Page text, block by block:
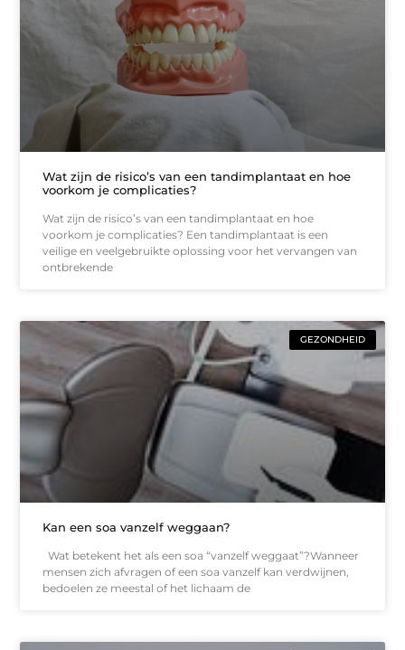
Wat zijn de risico’s van een tandimplantaat en hoe
voorkom je complicaties?
Wat zijn de risico’s van een tandimplantaat en hoe
voorkom je complicaties? Een tandimplantaat is een
veilige en veelgebruikte oplossing voor het vervangen van
ontbrekende
GEZONDHEID
Kan een soa vanzelf weggaan?
Wat betekent het als een soa “vanzelf weggaat”?Wanneer
mensen zich afvragen of een soa vanzelf kan verdwijnen,
bedoelen ze meestal of het lichaam de